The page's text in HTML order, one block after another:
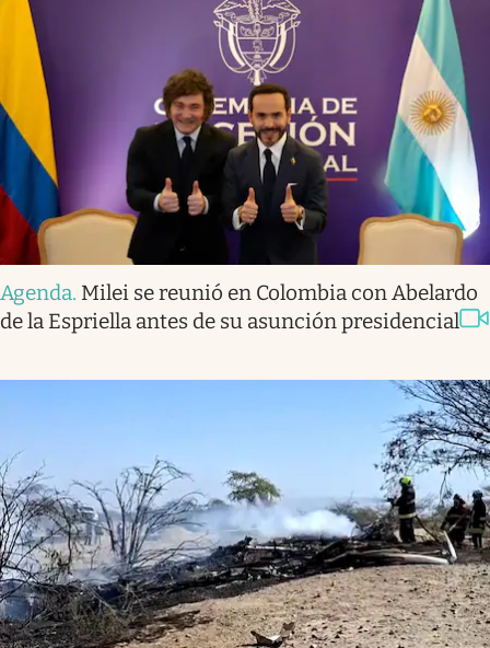
Agenda. Milei se reunió en Colombia con Abelardo
de la Espriella antes de su asunción presidencial